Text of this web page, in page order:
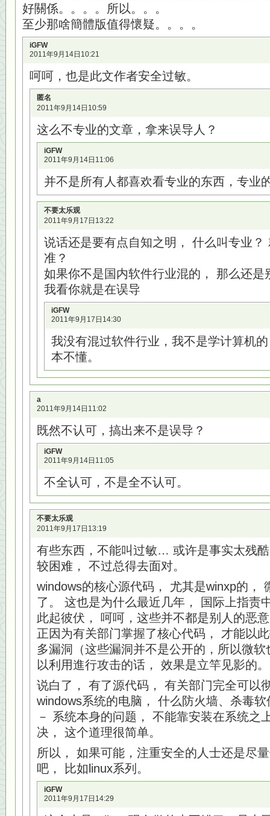
好關係。。。。所以。。。
至少那啥簡體版值得懷疑。。。。
iGFW
2011年9月14日10:21
呵呵，也是此文作者安全过敏。
匿名
2011年9月14日10:59
这么不专业的文章，拿来误导人？
iGFW
2011年9月14日11:06
并不是所有人都喜欢看专业的东西，专业
不要太乐观
2011年9月17日13:22
说话还是要有点自知之明， 什么叫专业？
准？
如果你不是国内软件行业混的， 那么还是
我看你就是在误导
iGFW
2011年9月17日14:30
我没有混过软件行业，我不是学计算机
本不懂。
a
2011年9月14日11:02
既然不认可，搞出来不是误导？
iGFW
2011年9月14日11:05
不全认可，不是全不认可。
不要太乐观
2011年9月17日13:19
有些东西，不能叫过敏… 或许是事实太残
较困难， 不过总得去面对。
windows的核心源代码， 尤其是winxp的，
了。 这也是为什么最近几年， 国际上指责
此起彼伏， 呵呵，这些并不都是别人的恶
正因为有关部门掌握了核心代码， 才能以
多漏洞（这些漏洞并不是公开的，所以微
以利用進行攻击的话， 效果是立竿见影的。
说白了， 有了源代码， 有关部门完全可以
windows系统的电脑， 什么防火墙、杀毒
－ 系统本身的问题， 不能靠安装在系统之
决， 这个道理很简单。
所以， 如果可能，注重安全的人士还是尽
吧， 比如linux系列。
iGFW
2011年9月17日14:29